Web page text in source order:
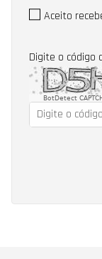
Aceito
Digite o código
BotDetect